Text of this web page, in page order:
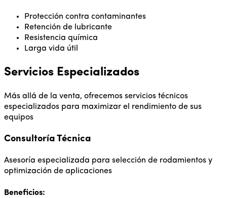
Protección contra contaminantes
Retención de lubricante
Resistencia química
Larga vida útil
Servicios Especializados
Más allá de la venta, ofrecemos servicios técnicos
especializados para maximizar el rendimiento de sus
equipos
Consultoría Técnica
Asesoría especializada para selección de rodamientos y
optimización de aplicaciones
Beneficios: